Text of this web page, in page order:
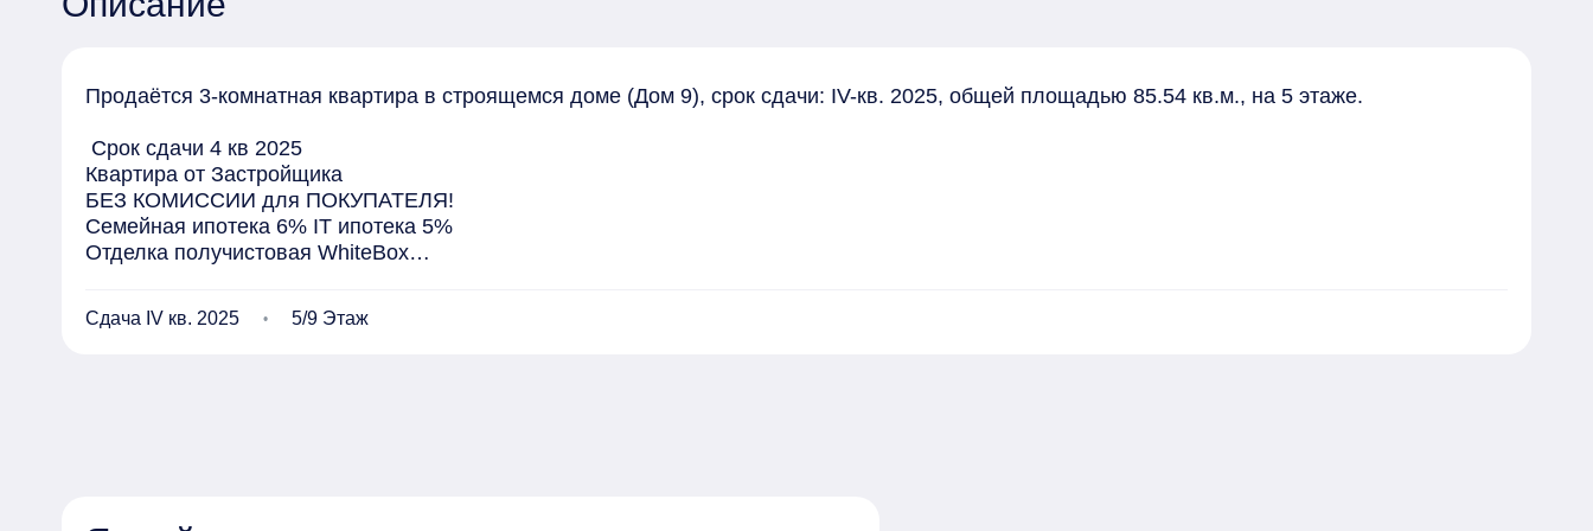
Продаётся 3-комнатная квартира в строящемся доме (Дом 9), срок сдачи: IV-кв. 2025, общей площадью 85.54 кв.м., на 5 этаже.
Срок сдачи 4 кв 2025
Квартира от Застройщика
БЕЗ КОМИССИИ для ПОКУПАТЕЛЯ!
Семейная ипотека 6% IT ипотека 5%
Отделка получистовая WhiteBox
ЖК "Ясный" дом 9 представляет собой 9-этажный монолитно-кирпичный дом
комфорт-класса, по адресу Центральный район Северное шоссе, стр. 9
Сдача IV кв. 2025 5/9 Этаж